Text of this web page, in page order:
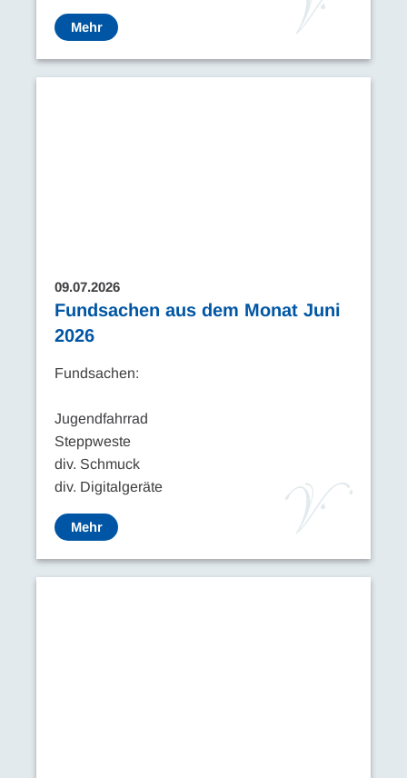
Mehr
09.07.2026
Fundsachen aus dem Monat Juni
2026
Fundsachen:
Jugendfahrrad
Steppweste
div. Schmuck
div. Digitalgeräte
Mehr